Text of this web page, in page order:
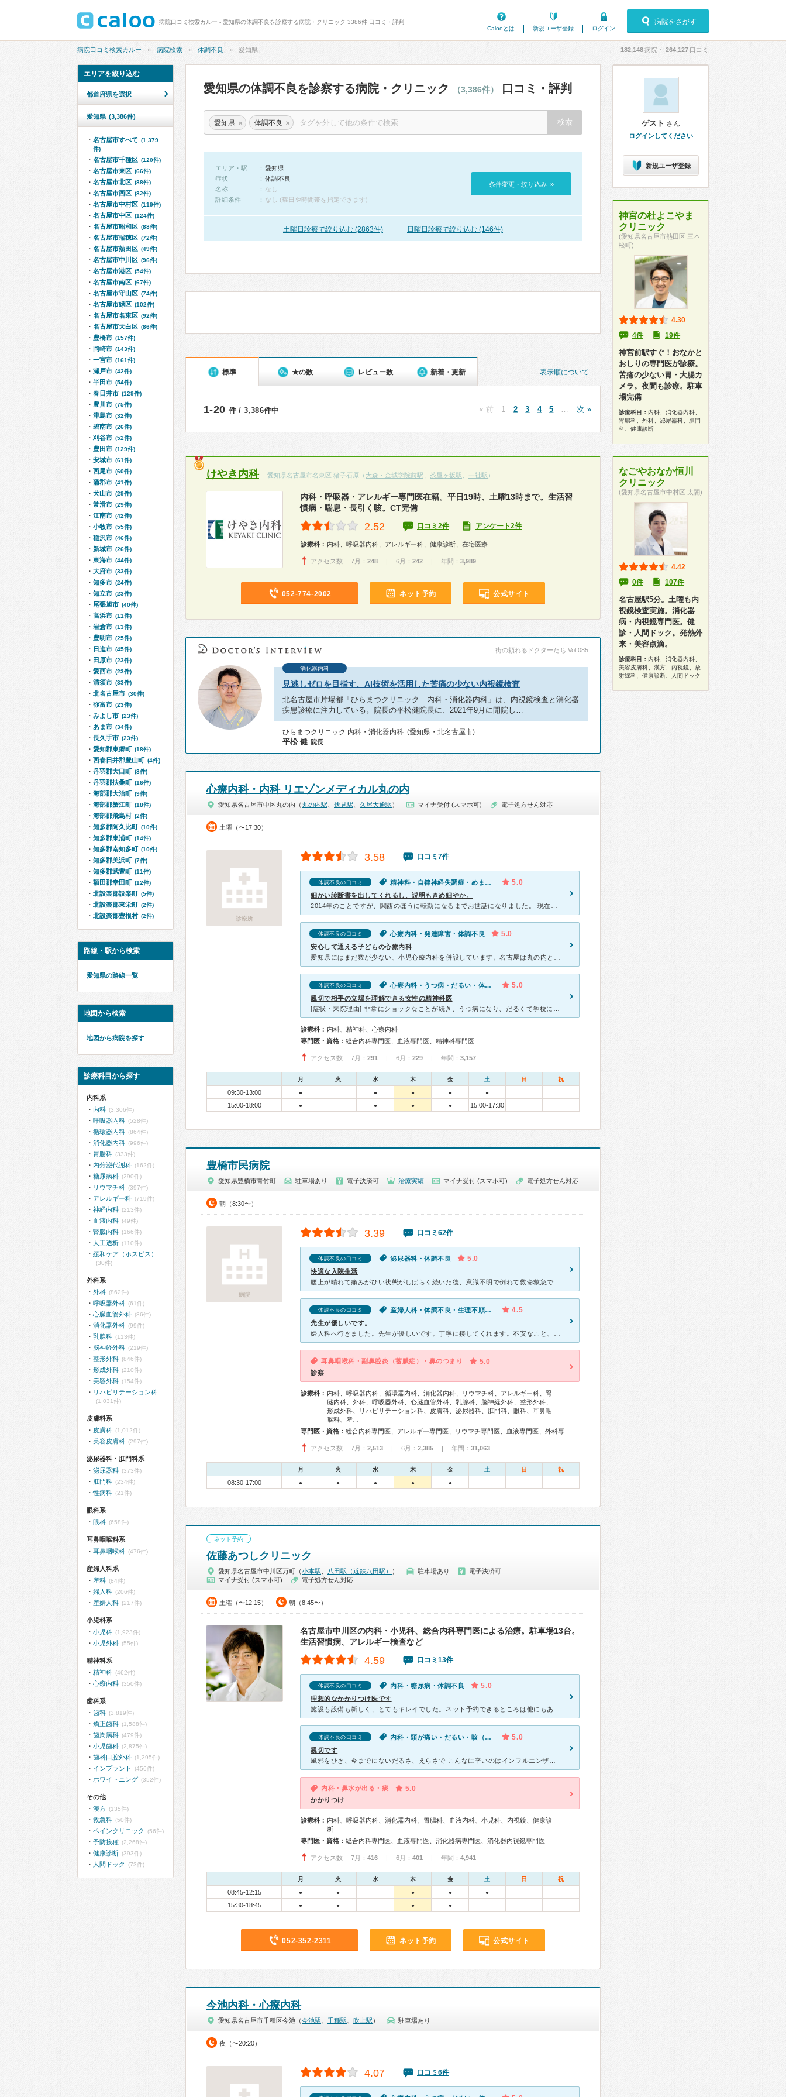
病院口コミ検索カルー - 愛知県の体調不良を診察する病院・クリニック 3386件 口コミ・評判
Calooとは
新規ユーザ登録 ログイン
病院をさがす
病院口コミ検索カルー 病院検索 体調不良 愛知県 182,148病院・ 264,127 口コミ
愛知県の体調不良を診察する病院・クリニック （3,386件） 口コミ・評判
愛知県 × 体調不良 ×
エリア・駅
愛知県
症状
体調不良
名称
なし
詳細条件
なし (曜日や時間帯を指定できます)
条件変更・絞り込み »
土曜日診療で絞り込む (2863件) 日曜日診療で絞り込む (146件)
表示順について
標準 ★の数 レビュー数 新着・更新
1-20 件 / 3,386件中 « 前 1 2 3 4 5 次 »
けやき内科 愛知県名古屋市名東区 猪子石原（ 大森・金城学院前駅 茶屋ヶ坂駅 一社駅 ）
内科・呼吸器・アレルギー専門医在籍。平日19時、土曜13時まで。生活習
慣病・喘息・長引く咳。CT完備
2.52 口コミ2件 アンケート2件
診療科： 内科、呼吸器内科、アレルギー科、健康診断、在宅医療
アクセス数 7月： 248 | 6月： 242 | 年間： 3,989
052-774-2002 ネット予約 公式サイト
街の頼れるドクターたち Vol.085
消化器内科
見逃しゼロを目指す、AI技術を活用した苦痛の少ない内視鏡検査
北名古屋市片場都「ひらまつクリニック 内科・消化器内科」は、内視鏡検査と消化器
疾患診療に注力している。院長の平松健院長に、2021年9月に開院し…
ひらまつクリニック 内科・消化器内科 (愛知県・北名古屋市)
平松 健 院長
心療内科・内科 リエゾンメディカル丸の内
愛知県名古屋市中区丸の内（ 丸の内駅 伏見駅 久屋大通駅 ） マイナ受付 (スマホ可) 電子処方せん対応
土曜（〜17:30）
診療所
3.58 口コミ7件
体調不良の口コミ 精神科・自律神経失調症・めまい・だるい・体調不良・気が滅入る・不安 5.0
細かい診断書を出してくれるし、説明もきめ細やか。
体調不良の口コミ 心療内科・発達障害・体調不良 5.0
安心して通える子どもの心療内科
体調不良の口コミ 心療内科・うつ病・だるい・体調不良・気が滅入る・不安 5.0
親切で相手の立場を理解できる女性の精神科医
診療科： 内科、精神科、心療内科
専門医・資格： 総合内科専門医、血液専門医、精神科専門医
アクセス数 7月： 291 | 6月： 229 | 年間： 3,157
月 火 水 木 金 土 日 祝
09:30-13:00 ● ● ● ● ●
15:00-18:00 ● ● ● ● 15:00-17:30
豊橋市民病院
愛知県豊橋市青竹町 駐車場あり 電子決済可 治療実績 マイナ受付 (スマホ可) 電子処方せん対応
朝（8:30〜）
病院
3.39 口コミ62件
体調不良の口コミ 泌尿器科・体調不良 5.0
快適な入院生活
体調不良の口コミ 産婦人科・体調不良・生理不順（女性）・不性器出血（女性）・乳房のしこり（女性） 4.5
先生が優しいです。
耳鼻咽喉科・副鼻腔炎（蓄膿症）・鼻のつまり 5.0
診察
診療科： 内科、呼吸器内科、循環器内科、消化器内科、リウマチ科、アレルギー科、腎
臓内科、外科、呼吸器外科、心臓血管外科、乳腺科、脳神経外科、整形外科、
形成外科、リハビリテーション科、皮膚科、泌尿器科、肛門科、眼科、耳鼻咽
喉科、産…
専門医・資格：
アクセス数 7月： 2,513 | 6月： 2,385 | 年間： 31,063
月 火 水 木 金 土 日 祝
08:30-17:00 ● ● ● ● ●
ネット予約
佐藤あつしクリニック
愛知県名古屋市中川区万町（小本駅 八田駅（近鉄八田駅） ） 駐車場あり
電子決済可
マイナ受付 (スマホ可)
電子処方せん対応
土曜（〜12:15） 朝（8:45〜）
名古屋市中川区の内科・小児科、総合内科専門医による治療。駐車場13台。
生活習慣病、アレルギー検査など
4.59 口コミ13件
体調不良の口コミ 内科・糖尿病・体調不良 5.0
理想的なかかりつけ医です
体調不良の口コミ 内科・頭が痛い・だるい・咳（セキ）・食欲不振・体調不良 5.0
親切です
内科・鼻水が出る・痰 5.0
かかりつけ
診療科： 内科、呼吸器内科、消化器内科、胃腸科、血液内科、小児科、内視鏡、健康診
断
専門医・資格： 総合内科専門医、血液専門医、消化器病専門医、消化器内視鏡専門医
アクセス数 7月： 416 | 6月： 401 | 年間： 4,941
月 火 水 木 金 土 日 祝
08:45-12:15 ● ● ● ● ●
15:30-18:45 ● ● ● ●
052-352-2311 ネット予約 公式サイト
今池内科・心療内科
愛知県名古屋市千種区今池（今池駅 千種駅 吹上駅 ） 駐車場あり
夜（〜20:20）
4.07 口コミ6件
エリアを絞り込む
都道府県を選択
愛知県 (3,386件)
名古屋市すべて (1,379
件)
名古屋市千種区 (120件)
名古屋市東区 (66件)
名古屋市北区 (88件)
名古屋市西区 (82件)
名古屋市中村区 (119件)
名古屋市中区 (124件)
名古屋市昭和区 (88件)
名古屋市瑞穂区 (72件)
名古屋市熱田区 (49件)
名古屋市中川区 (96件)
名古屋市港区 (54件)
名古屋市南区 (67件)
名古屋市守山区 (74件)
名古屋市緑区 (102件)
名古屋市名東区 (92件)
名古屋市天白区 (86件)
豊橋市 (157件)
岡崎市 (143件)
一宮市 (161件)
瀬戸市 (42件)
半田市 (54件)
春日井市 (129件)
豊川市 (75件)
津島市 (32件)
碧南市 (26件)
刈谷市 (52件)
豊田市 (129件)
安城市 (61件)
西尾市 (60件)
蒲郡市 (41件)
犬山市 (29件)
常滑市 (29件)
江南市 (42件)
小牧市 (55件)
稲沢市 (46件)
新城市 (26件)
東海市 (44件)
大府市 (33件)
知多市 (24件)
知立市 (23件)
尾張旭市 (40件)
高浜市 (11件)
岩倉市 (13件)
豊明市 (25件)
日進市 (45件)
田原市 (23件)
愛西市 (23件)
清須市 (33件)
北名古屋市 (30件)
弥富市 (23件)
みよし市 (23件)
あま市 (34件)
長久手市 (23件)
愛知郡東郷町 (18件)
西春日井郡豊山町 (4件)
丹羽郡大口町 (8件)
丹羽郡扶桑町 (16件)
海部郡大治町 (9件)
海部郡蟹江町 (18件)
海部郡飛島村 (2件)
知多郡阿久比町 (10件)
知多郡東浦町 (14件)
知多郡南知多町 (10件)
知多郡美浜町 (7件)
知多郡武豊町 (11件)
額田郡幸田町 (12件)
北設楽郡設楽町 (5件)
北設楽郡東栄町 (2件)
北設楽郡豊根村 (2件)
路線・駅から検索
愛知県の路線一覧
地図から検索
地図から病院を探す
診療科目から探す
内科系
内科 (3,306件)
呼吸器内科 (528件)
循環器内科 (864件)
消化器内科 (996件)
胃腸科 (333件)
内分泌代謝科 (162件)
糖尿病科 (290件)
リウマチ科 (397件)
アレルギー科 (719件)
神経内科 (213件)
血液内科 (49件)
腎臓内科 (166件)
人工透析 (110件)
緩和ケア（ホスピス）
(30件)
外科系
外科 (862件)
呼吸器外科 (61件)
心臓血管外科 (86件)
消化器外科 (99件)
乳腺科 (113件)
脳神経外科 (219件)
整形外科 (846件)
形成外科 (210件)
美容外科 (154件)
リハビリテーション科
(1,031件)
皮膚科系
皮膚科 (1,012件)
美容皮膚科 (297件)
泌尿器科・肛門科系
泌尿器科 (373件)
肛門科 (234件)
性病科 (21件)
眼科系
眼科 (658件)
耳鼻咽喉科系
耳鼻咽喉科 (476件)
産婦人科系
産科 (84件)
婦人科 (206件)
産婦人科 (217件)
小児科系
小児科 (1,923件)
小児外科 (55件)
精神科系
精神科 (462件)
心療内科 (350件)
歯科系
歯科 (3,819件)
矯正歯科 (1,588件)
歯周病科 (479件)
小児歯科 (2,875件)
歯科口腔外科 (1,295件)
インプラント (456件)
ホワイトニング (352件)
その他
漢方 (135件)
救急科 (50件)
ペインクリニック (56件)
予防接種 (2,268件)
健康診断 (393件)
人間ドック (73件)
ゲスト さん
ログインしてください
新規ユーザ登録
神宮の杜よこやま
クリニック
(愛知県名古屋市熱田区 三本
松町)
4.30
4件
19件
神宮前駅すぐ！おなかと
おしりの専門医が診療。
苦痛の少ない胃・大腸カ
メラ。夜間も診療。駐車
場完備
診療科目： 内科、消化器内科、
胃腸科、外科、泌尿器科、肛門
科、健康診断
なごやおなか恒川
クリニック
(愛知県名古屋市中村区 太閤)
4.42
0件
107件
名古屋駅5分。土曜も内
視鏡検査実施。消化器
病・内視鏡専門医。健
診・人間ドック。発熱外
来・美容点滴。
診療科目： 内科、消化器内科、
美容皮膚科、漢方、内視鏡、放
射線科、健康診断、人間ドック